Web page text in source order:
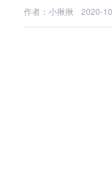
作者：小揪揪
2020-